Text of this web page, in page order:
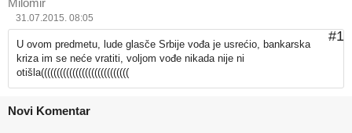
Milomir
31.07.2015. 08:05
#1
U ovom predmetu, lude glasče Srbije vođa je usrećio, bankarska
kriza im se neće vratiti, voljom vođe nikada nije ni
otišla((((((((((((((((((((((((((((
Novi Komentar